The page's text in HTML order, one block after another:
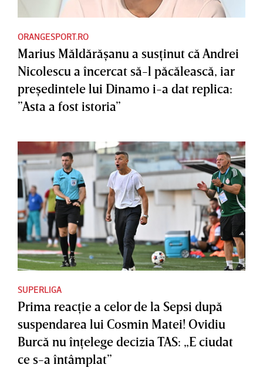
ORANGESPORT.RO
Marius Măldărăşanu a susţinut că Andrei
Nicolescu a încercat să-l păcălească, iar
preşedintele lui Dinamo i-a dat replica:
”Asta a fost istoria”
SUPERLIGA
Prima reacţie a celor de la Sepsi după
suspendarea lui Cosmin Matei! Ovidiu
Burcă nu înţelege decizia TAS: „E ciudat
ce s-a întâmplat”